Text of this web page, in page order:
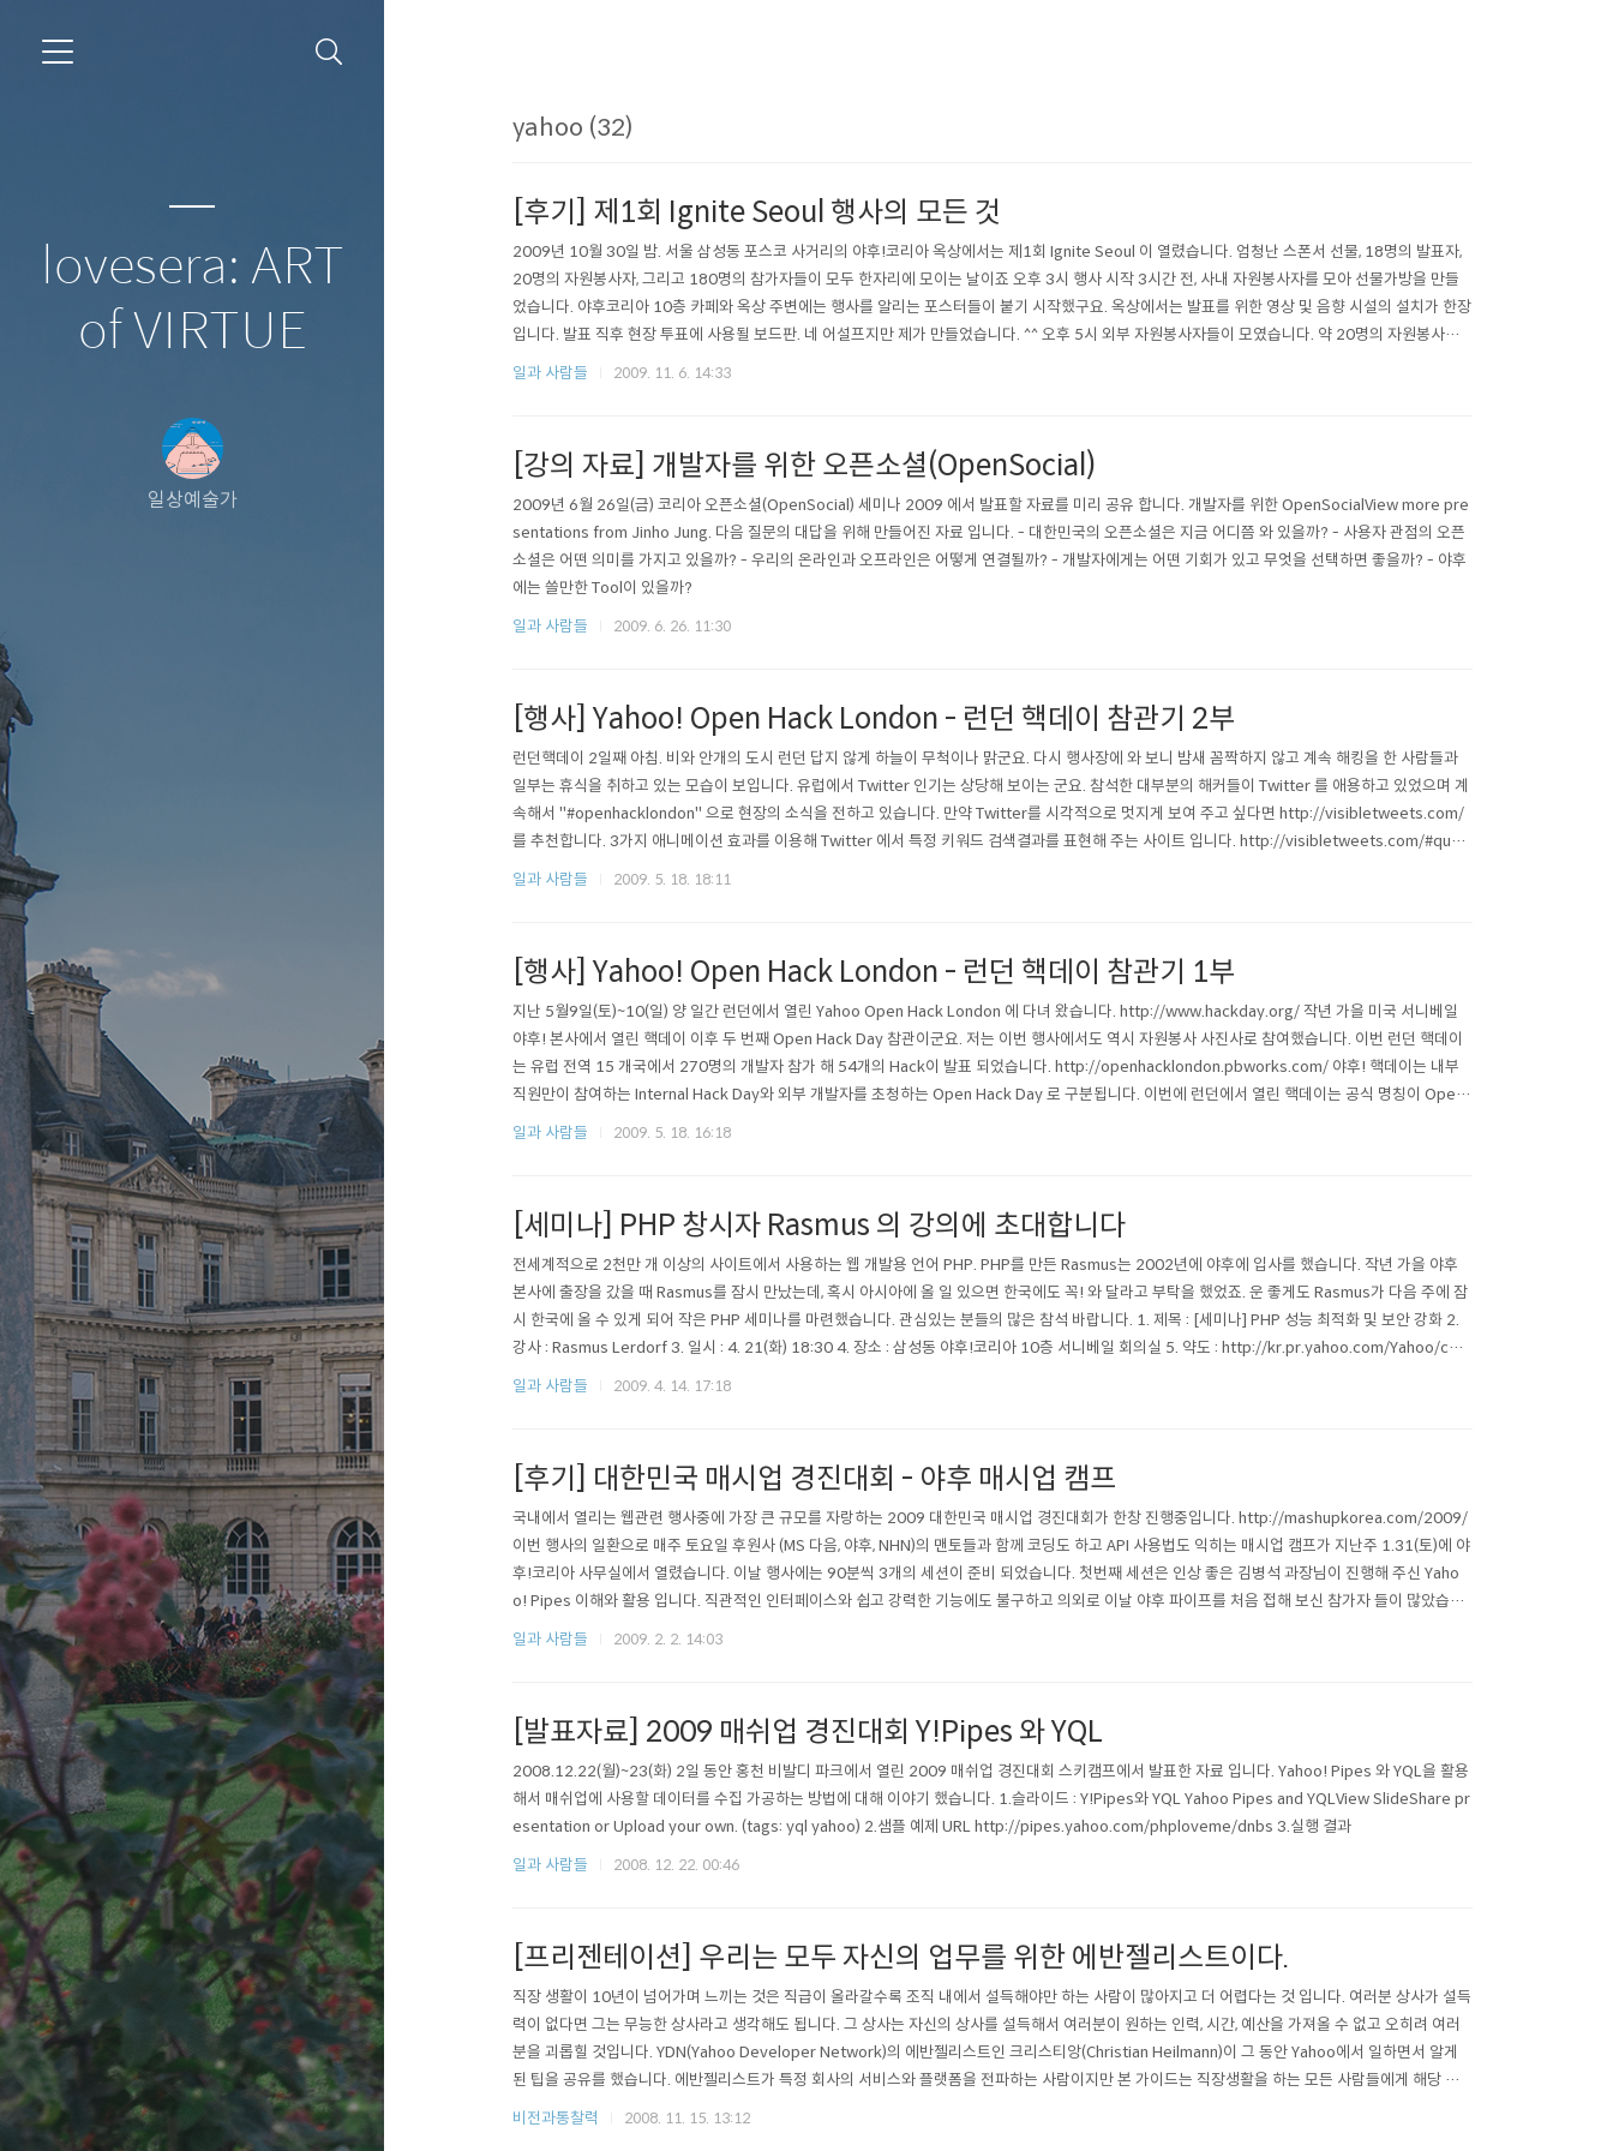
lovesera: ART
of VIRTUE
일상예술가
yahoo (32)
[후기] 제1회 Ignite Seoul 행사의 모든 것
2009년 10월 30일 밤. 서울 삼성동 포스코 사거리의 야후!코리아 옥상에서는 제1회 Ignite Seoul 이 열렸습니다. 엄청난 스폰서 선물, 18명의 발표자,
20명의 자원봉사자, 그리고 180명의 참가자들이 모두 한자리에 모이는 날이죠 오후 3시 행사 시작 3시간 전, 사내 자원봉사자를 모아 선물가방을 만들
었습니다. 야후코리아 10층 카페와 옥상 주변에는 행사를 알리는 포스터들이 붙기 시작했구요. 옥상에서는 발표를 위한 영상 및 음향 시설의 설치가 한장
입니다. 발표 직후 현장 투표에 사용될 보드판. 네 어설프지만 제가 만들었습니다. ^^ 오후 5시 외부 자원봉사자들이 모였습니다. 약 20명의 자원봉사자
들은 각자 임무에 맞게 정해진 역할을 알아서 척척! 해 주셨습니다. 오후 6시 참석자들이 한분..
일과 사람들 2009. 11. 6. 14:33
[강의 자료] 개발자를 위한 오픈소셜(OpenSocial)
2009년 6월 26일(금) 코리아 오픈소셜(OpenSocial) 세미나 2009 에서 발표할 자료를 미리 공유 합니다. 개발자를 위한 OpenSocialView more pre
sentations from Jinho Jung. 다음 질문의 대답을 위해 만들어진 자료 입니다. - 대한민국의 오픈소셜은 지금 어디쯤 와 있을까? - 사용자 관점의 오픈
소셜은 어떤 의미를 가지고 있을까? - 우리의 온라인과 오프라인은 어떻게 연결될까? - 개발자에게는 어떤 기회가 있고 무엇을 선택하면 좋을까? - 야후
에는 쓸만한 Tool이 있을까?
일과 사람들
2009. 6. 26. 11:30
[행사] Yahoo! Open Hack London - 런던 핵데이 참관기 2부
런던핵데이 2일째 아침. 비와 안개의 도시 런던 답지 않게 하늘이 무척이나 맑군요. 다시 행사장에 와 보니 밤새 꼼짝하지 않고 계속 해킹을 한 사람들과
일부는 휴식을 취하고 있는 모습이 보입니다. 유럽에서 Twitter 인기는 상당해 보이는 군요. 참석한 대부분의 해커들이 Twitter 를 애용하고 있었으며 계
속해서 "#openhacklondon" 으로 현장의 소식을 전하고 있습니다. 만약 Twitter를 시각적으로 멋지게 보여 주고 싶다면 http://visibletweets.com/
를 추천합니다. 3가지 애니메이션 효과를 이용해 Twitter 에서 특정 키워드 검색결과를 표현해 주는 사이트 입니다. http://visibletweets.com/#quer
y=openhacklondon&animation..
일과 사람들 2009. 5. 18. 18:11
[행사] Yahoo! Open Hack London - 런던 핵데이 참관기 1부
지난 5월9일(토)~10(일) 양 일간 런던에서 열린 Yahoo Open Hack London 에 다녀 왔습니다. http://www.hackday.org/ 작년 가을 미국 서니베일
야후! 본사에서 열린 핵데이 이후 두 번째 Open Hack Day 참관이군요. 저는 이번 행사에서도 역시 자원봉사 사진사로 참여했습니다. 이번 런던 핵데이
는 유럽 전역 15 개국에서 270명의 개발자 참가 해 54개의 Hack이 발표 되었습니다. http://openhacklondon.pbworks.com/ 야후! 핵데이는 내부
직원만이 참여하는 Internal Hack Day와 외부 개발자를 초청하는 Open Hack Day 로 구분됩니다. 이번에 런던에서 열린 핵데이는 공식 명칭이 Open
Hack 2009 London..
일과 사람들 2009. 5. 18. 16:18
[세미나] PHP 창시자 Rasmus 의 강의에 초대합니다
전세계적으로 2천만 개 이상의 사이트에서 사용하는 웹 개발용 언어 PHP. PHP를 만든 Rasmus는 2002년에 야후에 입사를 했습니다. 작년 가을 야후
본사에 출장을 갔을 때 Rasmus를 잠시 만났는데, 혹시 아시아에 올 일 있으면 한국에도 꼭! 와 달라고 부탁을 했었죠. 운 좋게도 Rasmus가 다음 주에 잠
시 한국에 올 수 있게 되어 작은 PHP 세미나를 마련했습니다. 관심있는 분들의 많은 참석 바랍니다. 1. 제목 : [세미나] PHP 성능 최적화 및 보안 강화 2.
강사 : Rasmus Lerdorf 3. 일시 : 4. 21(화) 18:30 4. 장소 : 삼성동 야후!코리아 10층 서니베일 회의실 5. 약도 : http://kr.pr.yahoo.com/Yahoo/com
pany/locatio..
일과 사람들 2009. 4. 14. 17:18
[후기] 대한민국 매시업 경진대회 - 야후 매시업 캠프
국내에서 열리는 웹관련 행사중에 가장 큰 규모를 자랑하는 2009 대한민국 매시업 경진대회가 한창 진행중입니다. http://mashupkorea.com/2009/
이번 행사의 일환으로 매주 토요일 후원사 (MS 다음, 야후, NHN)의 맨토들과 함께 코딩도 하고 API 사용법도 익히는 매시업 캠프가 지난주 1.31(토)에 야
후!코리아 사무실에서 열렸습니다. 이날 행사에는 90분씩 3개의 세션이 준비 되었습니다. 첫번째 세션은 인상 좋은 김병석 과장님이 진행해 주신 Yaho
o! Pipes 이해와 활용 입니다. 직관적인 인터페이스와 쉽고 강력한 기능에도 불구하고 의외로 이날 야후 파이프를 처음 접해 보신 참가자 들이 많았습니
다. 다소 진입장벽이 있기는 하지만 30분 정도만 설명을 듣고 따라한 결과 대부분의..
일과 사람들 2009. 2. 2. 14:03
[발표자료] 2009 매쉬업 경진대회 Y!Pipes 와 YQL
2008.12.22(월)~23(화) 2일 동안 홍천 비발디 파크에서 열린 2009 매쉬업 경진대회 스키캠프에서 발표한 자료 입니다. Yahoo! Pipes 와 YQL을 활용
해서 매쉬업에 사용할 데이터를 수집 가공하는 방법에 대해 이야기 했습니다. 1.슬라이드 : Y!Pipes와 YQL Yahoo Pipes and YQLView SlideShare pr
esentation or Upload your own. (tags: yql yahoo) 2.샘플 예제 URL http://pipes.yahoo.com/phploveme/dnbs 3.실행 결과
일과 사람들
2008. 12. 22. 00:46
[프리젠테이션] 우리는 모두 자신의 업무를 위한 에반젤리스트이다.
직장 생활이 10년이 넘어가며 느끼는 것은 직급이 올라갈수록 조직 내에서 설득해야만 하는 사람이 많아지고 더 어렵다는 것 입니다. 여러분 상사가 설득
력이 없다면 그는 무능한 상사라고 생각해도 됩니다. 그 상사는 자신의 상사를 설득해서 여러분이 원하는 인력, 시간, 예산을 가져올 수 없고 오히려 여러
분을 괴롭힐 것입니다. YDN(Yahoo Developer Network)의 에반젤리스트인 크리스티앙(Christian Heilmann)이 그 동안 Yahoo에서 일하면서 알게
된 팁을 공유를 했습니다. 에반젤리스트가 특정 회사의 서비스와 플랫폼을 전파하는 사람이지만 본 가이드는 직장생활을 하는 모든 사람들에게 해당 될
수 있습니다. 고객은 외부에만 있는 것은 아닙니다. 프로젝트 팀원, 다른 팀의 동료, 상사,..
비전과통찰력 2008. 11. 15. 13:12